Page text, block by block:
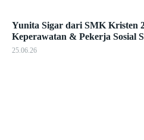
Yunita Sigar dari SMK Kristen
Keperawatan & Pekerja Sosial
25.06.26